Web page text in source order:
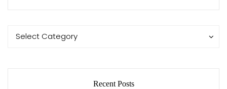
Categories
Select Category
Categories
Recent Posts